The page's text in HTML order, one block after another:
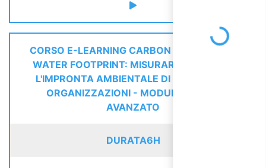
CORSO E-LEARNING CARBON FOOTPRINT E
WATER FOOTPRINT: MISURARE E RIDURRE
L'IMPRONTA AMBIENTALE DI PRODOTTI E
ORGANIZZAZIONI - MODULO BASE E
AVANZATO
DURATA6H
Loading...